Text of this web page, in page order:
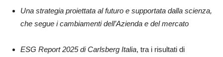
Una strategia proiettata al futuro e supportata dalla scienza,
che segue i cambiamenti dell’Azienda e del mercato
ESG Report 2025 di Carlsberg Italia, tra i risultati di